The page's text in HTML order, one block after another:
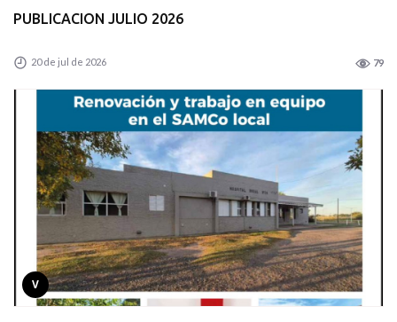
PUBLICACION JULIO 2026
20 de jul de 2026 79
V